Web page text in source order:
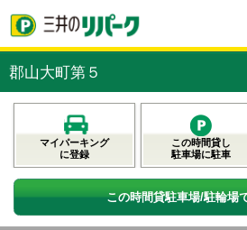
郡山大町第５
マイパーキング
に登録
この時間貸し
駐車場に駐車
この時間貸駐車場/駐輪場